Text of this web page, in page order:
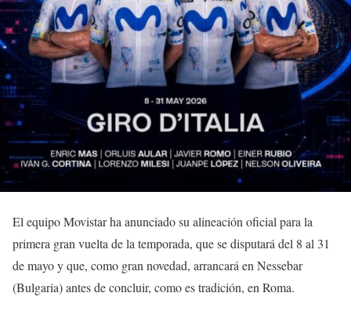
El equipo Movistar ha anunciado su alineación oficial para la
primera gran vuelta de la temporada, que se disputará del 8 al 31
de mayo y que, como gran novedad, arrancará en Nessebar
(Bulgaria) antes de concluir, como es tradición, en Roma.